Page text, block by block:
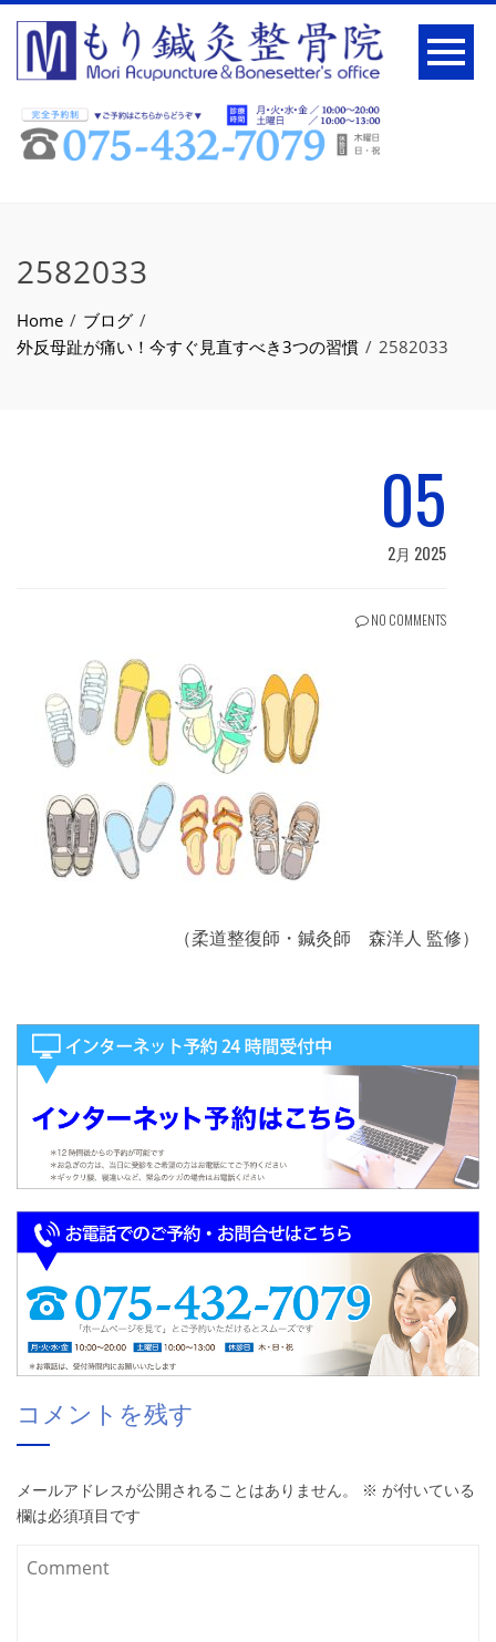
2582033
Home
ブログ
外反母趾が痛い！今すぐ見直すべき3つの習慣
2582033
05
2月 2025
NO COMMENTS
（柔道整復師・鍼灸師 森洋人 監修）
コメントを残す
メールアドレスが公開されることはありません。 ※ が付いている
欄は必須項目です